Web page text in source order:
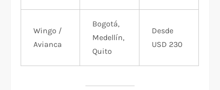
Wingo /
Avianca
Bogotá,
Medellín,
Quito
Desde
USD 230